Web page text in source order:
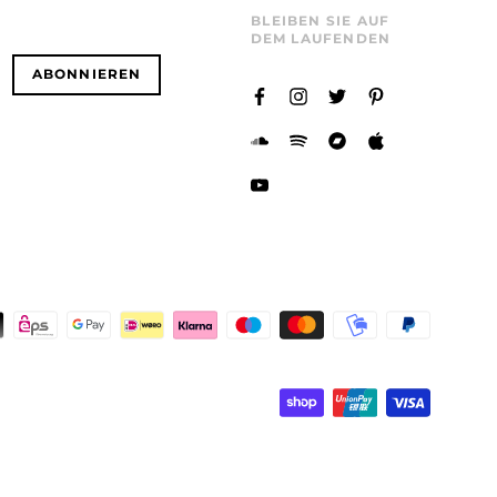
ABONNIEREN
BLEIBEN SIE AUF
DEM LAUFENDEN